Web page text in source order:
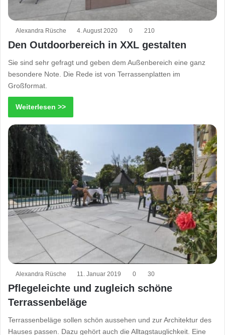
Alexandra Rüsche 4. August 2020 0 210
Den Outdoorbereich in XXL gestalten
Sie sind sehr gefragt und geben dem Außenbereich eine ganz
besondere Note. Die Rede ist von Terrassenplatten im
Großformat.
Weiterlesen >>
Alexandra Rüsche 11. Januar 2019 0 30
Pflegeleichte und zugleich schöne
Terrassenbeläge
Terrassenbeläge sollen schön aussehen und zur Architektur des
Hauses passen. Dazu gehört auch die Alltagstauglichkeit. Eine